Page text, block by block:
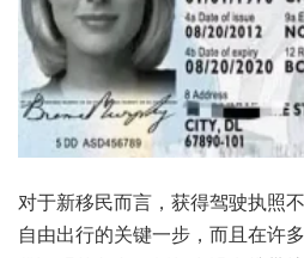
对于新移民而言，获得驾驶执照
自由出行的关键一步，而且在许